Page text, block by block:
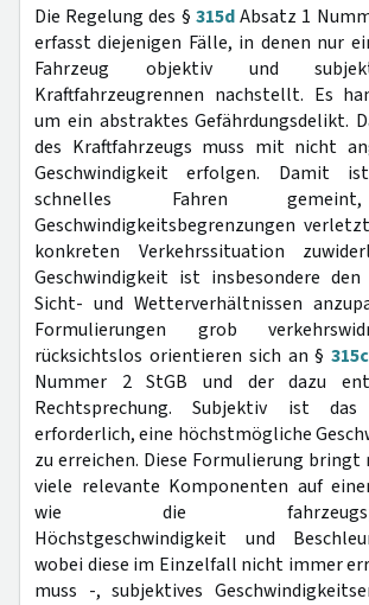
Die Regelung des § 315dAbsatz 1
erfasst diejenigen Fälle, in denen nur
Fahrzeug objektiv und
Kraftfahrzeugrennen nachstellt. Es
um ein abstraktes Gefährdungsdelikt.
des Kraftfahrzeugs muss mit nicht
Geschwindigkeit erfolgen. Damit
schnelles Fahren
Geschwindigkeitsbegrenzungen
konkreten Verkehrssituation
Geschwindigkeit ist insbesondere den
Sicht- und Wetterverhältnissen
Formulierungen grob
rücksichtslos orientieren sich an §315c
Nummer 2 StGB und der dazu
Rechtsprechung. Subjektiv ist das
erforderlich, eine höchstmögliche
zu erreichen. Diese Formulierung
viele relevante Komponenten auf
wie die
Höchstgeschwindigkeit und
wobei diese im Einzelfall nicht immer
muss -, subjektives